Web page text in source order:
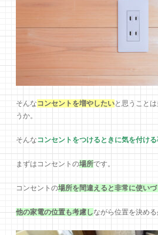
そんな コンセントを増やしたいと思うこと
うか。
そんなコンセントをつけるときに気を付け
まずはコンセントの場所です。
コンセントの場所を間違えると非常に使いづ
他の家電の位置も考慮しながら位置を決め